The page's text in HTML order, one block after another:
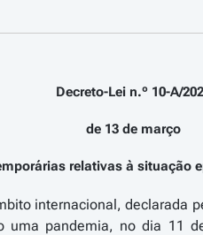
Decreto-Lei n.º 10-A/
de 13 de março
relativas à situação
internacional, declarada
pandemia, no dia 11